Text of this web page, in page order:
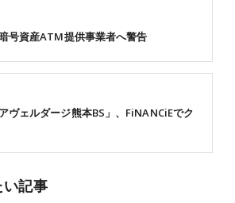
ヴェルダージ熊本BS」、FiNANCiEでク
号資産ATM提供事業者へ警告
記事